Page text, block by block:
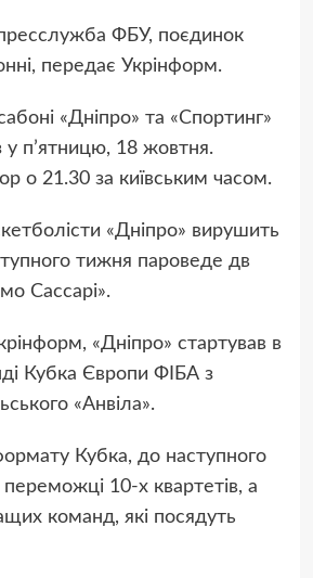
ФБУ, поєдинок
передає Укрінформ.
«Дніпро» та «Спортинг»
у п’ятницю, 18 жовтня.
о 21.30 за київським часом.
«Дніпро» вирушить
тижня пароведе дв
Сассарі».
«Дніпро» стартував в
Кубка Європи ФІБА з
«Анвіла».
Кубка, до наступного
10-х квартетів, а
команд, які посядуть